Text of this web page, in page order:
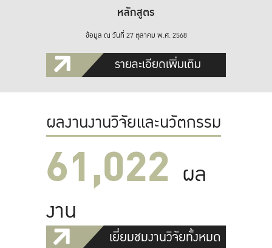
หลักสูตร
ข้อมูล ณ วันที่ 27 ตุลาคม พ.ศ. 2568
รายละเอียดเพิ่มเติม
ผลงานงานวิจัยและนวัตกรรม
61,022 ผล
งาน
เยี่ยมชมงานวิจัยทั้งหมด